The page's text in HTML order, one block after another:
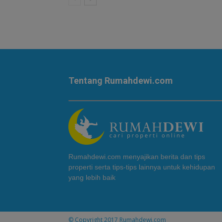
Tentang Rumahdewi.com
Rumahdewi.com menyajikan berita dan tips
properti serta tips-tips lainnya untuk kehidupan
yang lebih baik
© Copyright 2017 Rumahdewi.com